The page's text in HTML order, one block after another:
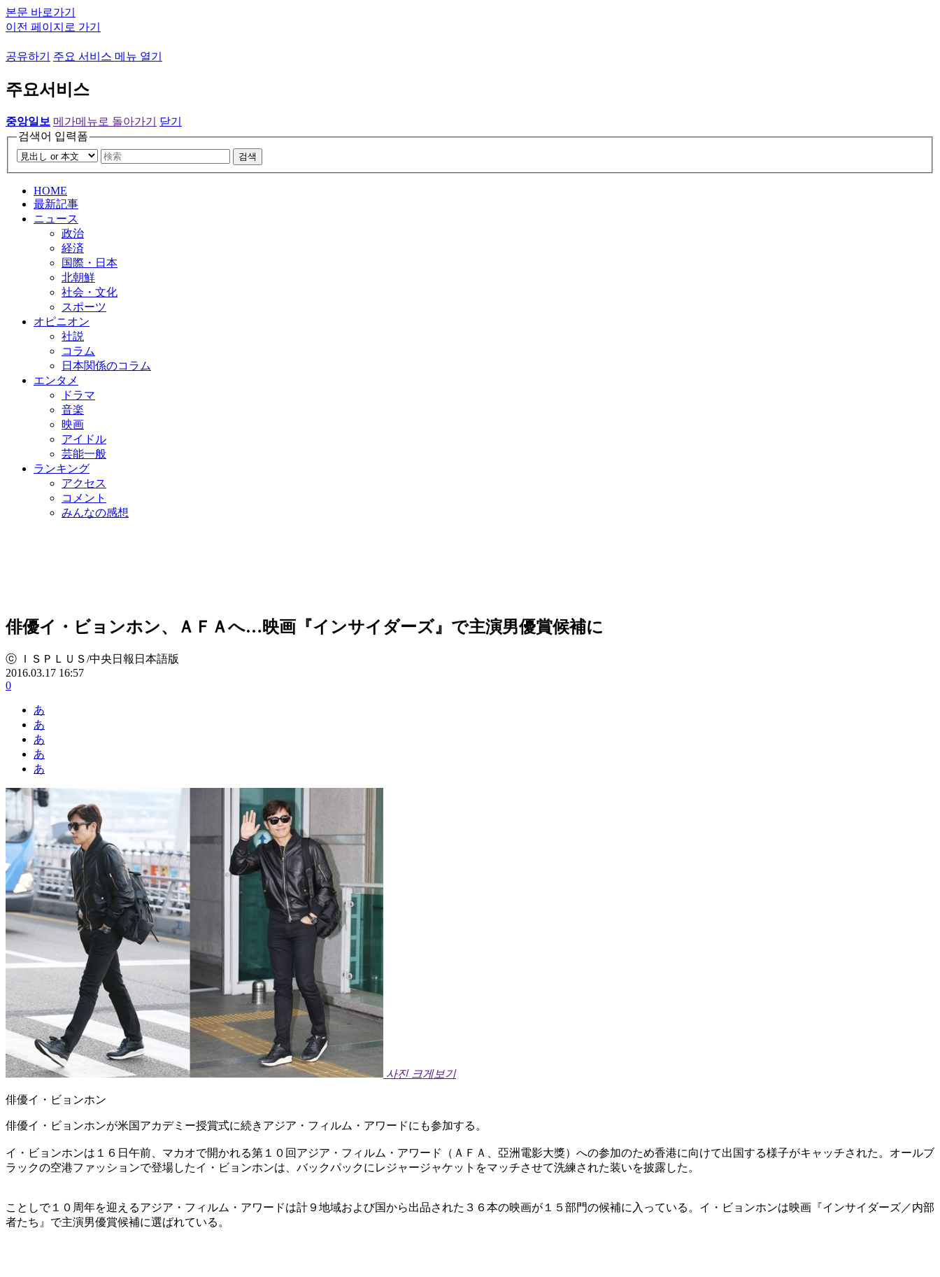
본문 바로가기
이전 페이지로 가기
공유하기 주요 서비스 메뉴 열기
주요서비스
중앙일보 메가메뉴로 돌아가기
닫기
검색어 입력폼
검색
HOME
最新記事
ニュース
政治
経済
国際・日本
北朝鮮
社会・文化
スポーツ
オピニオン
社説
コラム
日本関係のコラム
エンタメ
ドラマ
音楽
映画
アイドル
芸能一般
ランキング
アクセス
コメント
みんなの感想
俳優イ・ビョンホン、ＡＦＡへ…映画『インサイダーズ』で主演男優賞候補に
ⓒ ＩＳＰＬＵＳ/中央日報日本語版
2016.03.17 16:57
0
あ
あ
あ
あ
あ
사진 크게보기
俳優イ・ビョンホン
俳優イ・ビョンホンが米国アカデミー授賞式に続きアジア・フィルム・アワードにも参加する。
イ・ビョンホンは１６日午前、マカオで開かれる第１０回アジア・フィルム・アワード（ＡＦＡ、亞洲電影大獎）への参加のため香港に向けて出国する様子がキャッチされた。オールブ
ラックの空港ファッションで登場したイ・ビョンホンは、バックパックにレジャージャケットをマッチさせて洗練された装いを披露した。
ことしで１０周年を迎えるアジア・フィルム・アワードは計９地域および国から出品された３６本の映画が１５部門の候補に入っている。イ・ビョンホンは映画『インサイダーズ／内部
者たち』で主演男優賞候補に選ばれている。